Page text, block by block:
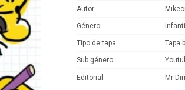
Autor
Género
Tipo de tapa Tapa
Sub género
Editorial Mr